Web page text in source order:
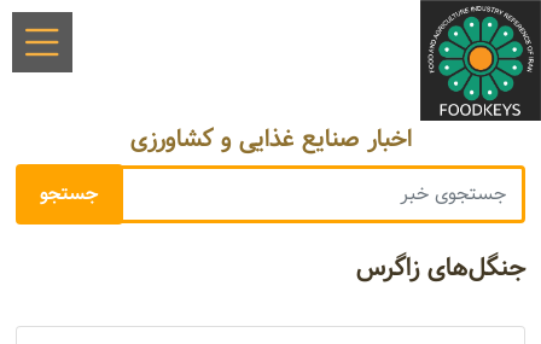
اخبار صنایع غذایی و کشاورزی
جنگل‌های زاگرس